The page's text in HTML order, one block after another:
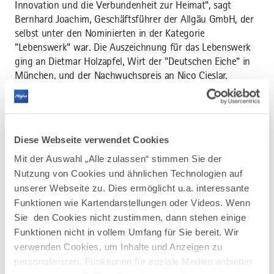
Diese Webseite verwendet Cookies
Mit der Auswahl „Alle zulassen“ stimmen Sie der
Nutzung von Cookies und ähnlichen Technologien auf
unserer Webseite zu. Dies ermöglicht u.a. interessante
Funktionen wie Kartendarstellungen oder Videos. Wenn
Sie den Cookies nicht zustimmen, dann stehen einige
Funktionen nicht in vollem Umfang für Sie bereit. Wir
verwenden Cookies, um Inhalte und Anzeigen zu
personalisieren, Funktionen für soziale Medien anbieten
Innovation und die Verbundenheit zur Heimat", sagt
Bernhard Joachim, Geschäftsführer der Allgäu GmbH, der
selbst unter den Nominierten in der Kategorie
"Lebenswerk" war. Die Auszeichnung für das Lebenswerk
ging an Dietmar Holzapfel, Wirt der "Deutschen Eiche" in
München, und der Nachwuchspreis an Nico Cieslar,
Amtsleiter Tourismusmanagement Stadt Forchheim. Der
Preis der bayerischen Tourismusbranche ist eine Initiative
BAYERN TOURISMUS Marketing GmbH (BayTM).
Radreiseanalyse: Das Allgäu erneut unter den TopTen
Der ADFC analysiert jährlich das Potential der Radreisen
und welche Regionen Radelnde bevorzugen. Nur zwei
Radregionen in Süddeutschland haben es unter die
TopTen geschafft, der Bodensee auf Platz 2 und das
Allgäu auf Platz 5 und ist damit die einzige bayerische
Radregion. Auch der Bodensee-Königsee-Radweg ist